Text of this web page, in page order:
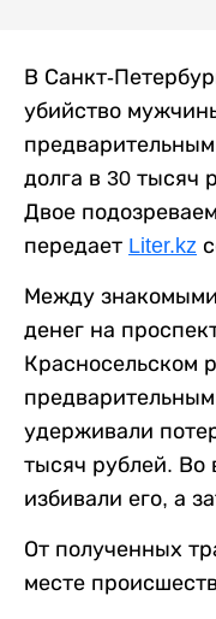
В Санкт-
убийство
долга в 30 тысяч
Двое
передает Liter.kz
Между
денег на
Красносельском
удерживали
тысяч рублей. Во
избивали его, а
От полученных
месте